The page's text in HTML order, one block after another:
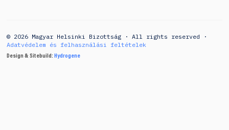
© 2026 Magyar Helsinki Bizottság · All rights reserved ·
Adatvédelem és felhasználási feltételek
Design & Sitebuild: Hydrogene